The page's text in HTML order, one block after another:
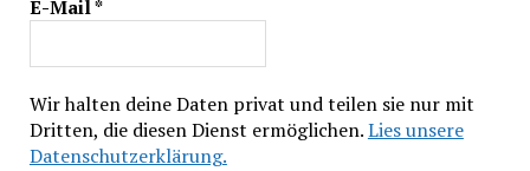
E-Mail*
Wir halten deine Daten privat und teilen sie nur mit
Dritten, die diesen Dienst ermöglichen.Lies unsere
Datenschutzerklärung.